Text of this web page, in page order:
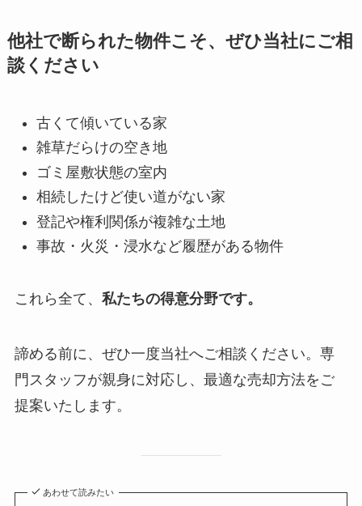
他社で断られた物件こそ、ぜひ当社にご相
談ください
古くて傾いている家
雑草だらけの空き地
ゴミ屋敷状態の室内
相続したけど使い道がない家
登記や権利関係が複雑な土地
事故・火災・浸水など履歴がある物件
これら全て、 私たちの得意分野です。
諦める前に、ぜひ一度当社へご相談ください。専
門スタッフが親身に対応し、最適な売却方法をご
提案いたします。
あわせて読みたい